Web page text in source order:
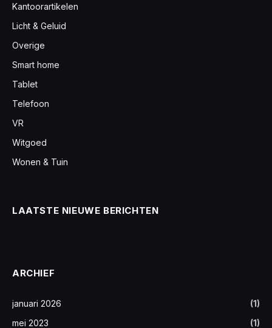
Kantoorartikelen
Licht & Geluid
Overige
Smart home
Tablet
Telefoon
VR
Witgoed
Wonen & Tuin
LAATSTE NIEUWE BERICHTEN
ARCHIEF
januari 2026
(1)
mei 2023
(1)